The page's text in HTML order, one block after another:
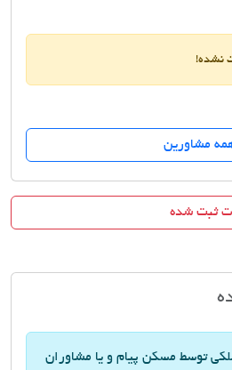
نشده!
مشاورین
ثبت شده
توسط مسکن پیام و یا مشاوران